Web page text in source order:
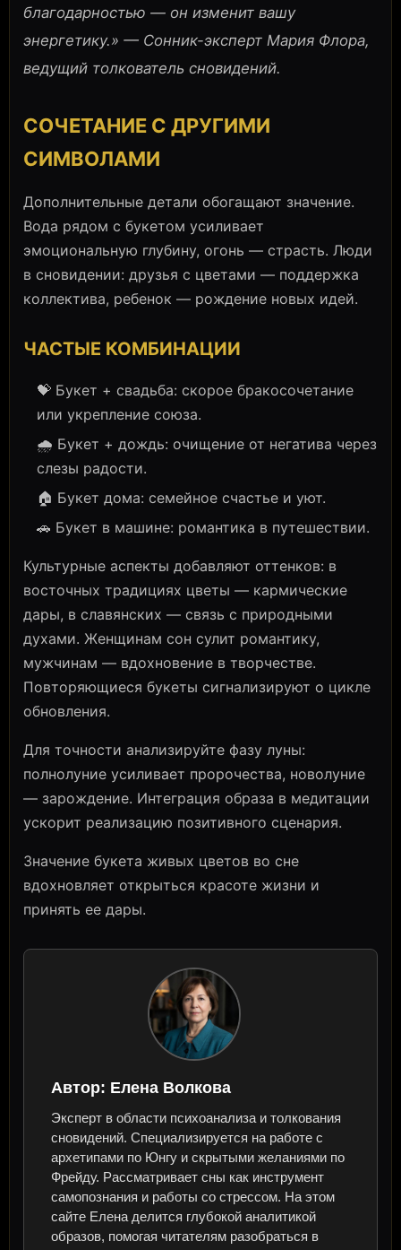
благодарностью — он изменит вашу
энергетику.» — Сонник-эксперт Мария Флора,
ведущий толкователь сновидений.
СОЧЕТАНИЕ С ДРУГИМИ
СИМВОЛАМИ
Дополнительные детали обогащают значение.
Вода рядом с букетом усиливает
эмоциональную глубину, огонь — страсть. Люди
в сновидении: друзья с цветами — поддержка
коллектива, ребенок — рождение новых идей.
ЧАСТЫЕ КОМБИНАЦИИ
💝 Букет + свадьба: скорое бракосочетание
или укрепление союза.
🌧️ Букет + дождь: очищение от негатива через
слезы радости.
🏠 Букет дома: семейное счастье и уют.
🚗 Букет в машине: романтика в путешествии.
Культурные аспекты добавляют оттенков: в
восточных традициях цветы — кармические
дары, в славянских — связь с природными
духами. Женщинам сон сулит романтику,
мужчинам — вдохновение в творчестве.
Повторяющиеся букеты сигнализируют о цикле
обновления.
Для точности анализируйте фазу луны:
полнолуние усиливает пророчества, новолуние
— зарождение. Интеграция образа в медитации
ускорит реализацию позитивного сценария.
Значение букета живых цветов во сне
вдохновляет открыться красоте жизни и
принять ее дары.
Автор: Елена Волкова
Эксперт в области психоанализа и толкования
сновидений. Специализируется на работе с
архетипами по Юнгу и скрытыми желаниями по
Фрейду. Рассматривает сны как инструмент
самопознания и работы со стрессом. На этом
сайте Елена делится глубокой аналитикой
образов, помогая читателям разобраться в